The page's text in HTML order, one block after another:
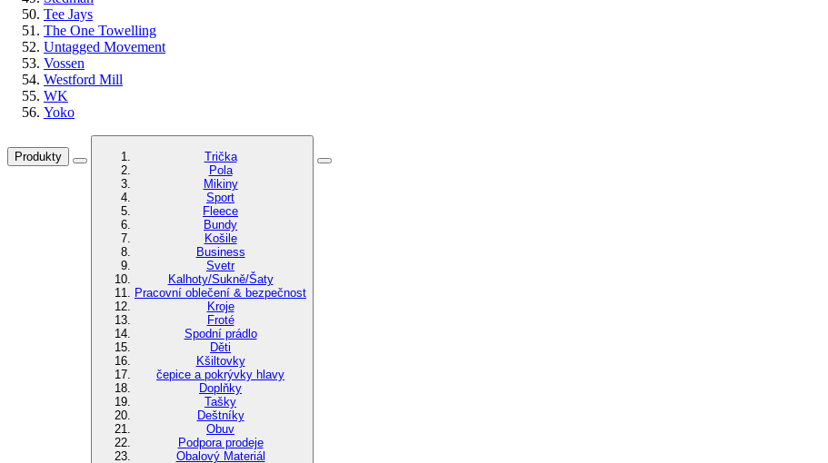
Tee Jays
The One Towelling
Untagged Movement
Vossen
Westford Mill
WK
Yoko
Produkty
Trička
Pola
Mikiny
Sport
Fleece
Bundy
Košile
Business
Svetr
Kalhoty/Sukně/Šaty
Pracovní oblečení & bezpečnost
Kroje
Froté
Spodní prádlo
Děti
Kšiltovky
čepice a pokrývky hlavy
Doplňky
Tašky
Deštníky
Obuv
Podpora prodeje
Obalový Materiál